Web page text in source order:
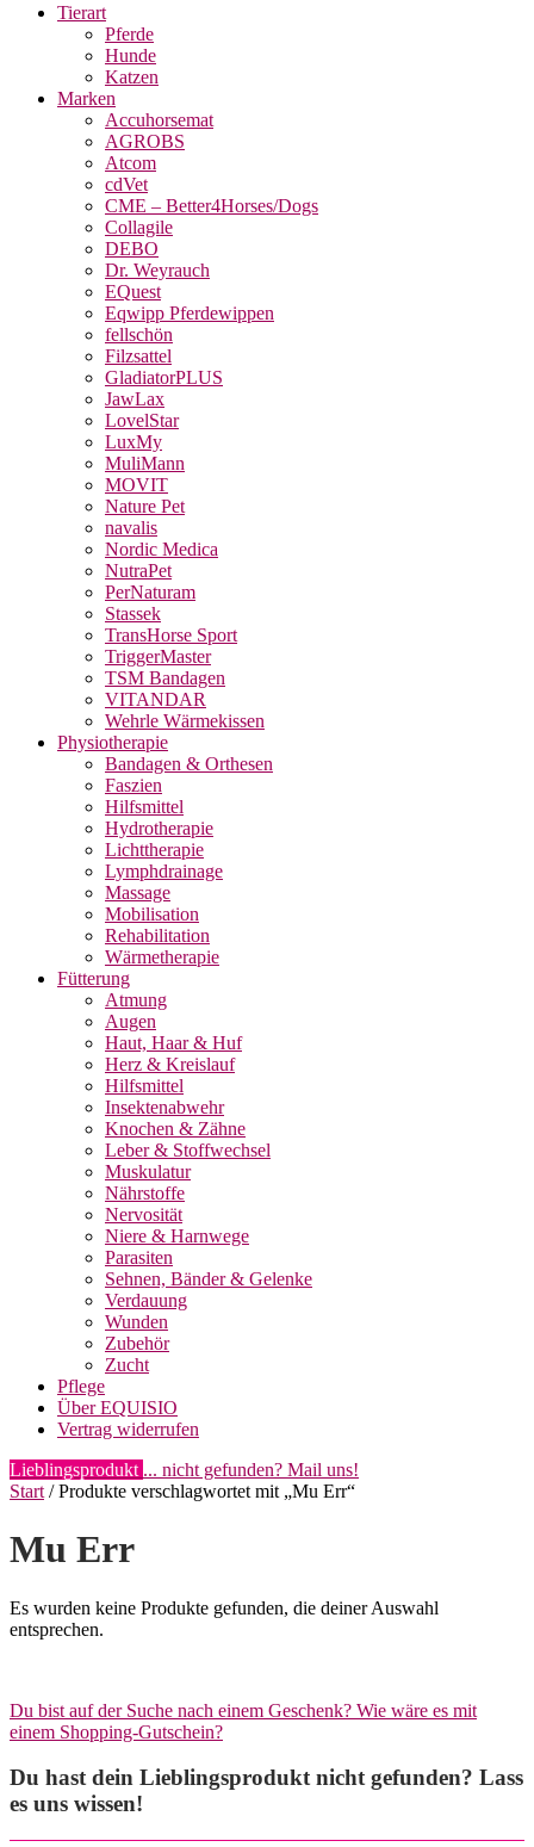
Tierart
Pferde
Hunde
Katzen
Marken
Accuhorsemat
AGROBS
Atcom
cdVet
CME – Better4Horses/Dogs
Collagile
DEBO
Dr. Weyrauch
EQuest
Eqwipp Pferdewippen
fellschön
Filzsattel
GladiatorPLUS
JawLax
LovelStar
LuxMy
MuliMann
MOVIT
Nature Pet
navalis
Nordic Medica
NutraPet
PerNaturam
Stassek
TransHorse Sport
TriggerMaster
TSM Bandagen
VITANDAR
Wehrle Wärmekissen
Physiotherapie
Bandagen & Orthesen
Faszien
Hilfsmittel
Hydrotherapie
Lichttherapie
Lymphdrainage
Massage
Mobilisation
Rehabilitation
Wärmetherapie
Fütterung
Atmung
Augen
Haut, Haar & Huf
Herz & Kreislauf
Hilfsmittel
Insektenabwehr
Knochen & Zähne
Leber & Stoffwechsel
Muskulatur
Nährstoffe
Nervosität
Niere & Harnwege
Parasiten
Sehnen, Bänder & Gelenke
Verdauung
Wunden
Zubehör
Zucht
Pflege
Über EQUISIO
Vertrag widerrufen
Lieblingsprodukt ... nicht gefunden? Mail uns!
Start / Produkte verschlagwortet mit „Mu Err“
Mu Err
Es wurden keine Produkte gefunden, die deiner Auswahl
entsprechen.
Du bist auf der Suche nach einem Geschenk? Wie wäre es mit
einem Shopping-Gutschein?
Du hast dein Lieblingsprodukt nicht gefunden? Lass
es uns wissen!